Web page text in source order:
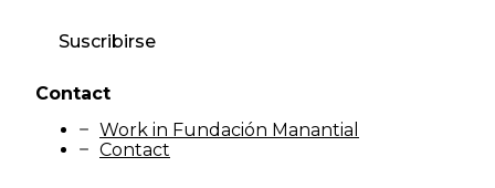
Suscribirse
Contact
Work in Fundación Manantial
Contact